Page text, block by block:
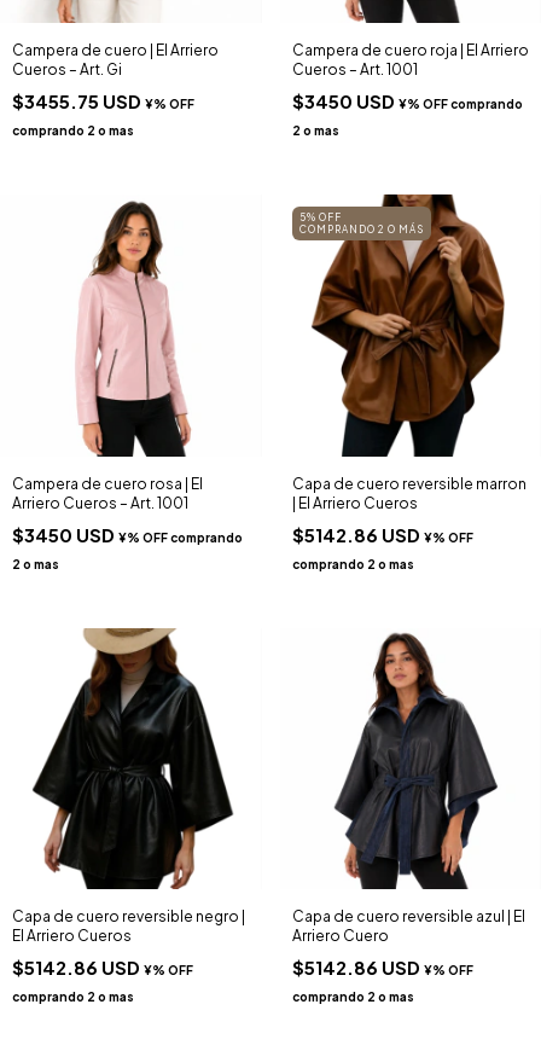
Campera de cuero | El Arriero
Cueros – Art. Gi
$3455.75 USD
Campera de cuero roja | El Arriero
Cueros – Art. 1001
$3450 USD
Campera de cuero rosa | El
Arriero Cueros – Art. 1001
$3450 USD
5% OFF
COMPRANDO 2 O MÁS
Capa de cuero reversible marron
| El Arriero Cueros
$5142.86 USD
Capa de cuero reversible negro |
El Arriero Cueros
$5142.86 USD
Capa de cuero reversible azul | El
Arriero Cuero
$5142.86 USD